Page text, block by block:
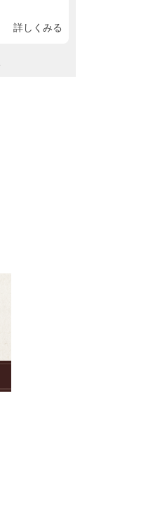
詳しくみる